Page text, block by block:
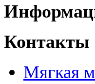
Контакты
Мягкая